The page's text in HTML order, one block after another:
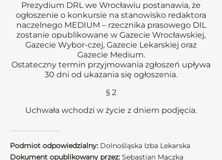
Prezydium DRL we Wrocławiu postanawia, że
ogłoszenie o konkursie na stanowisko redaktora
naczelnego MEDIUM – rzecznika prasowego DIL
zostanie opublikowane w Gazecie Wrocławskiej,
Gazecie Wybor-czej, Gazecie Lekarskiej oraz
Gazecie Medium.
Ostateczny termin przyjmowania zgłoszeń upływa
30 dni od ukazania się ogłoszenia.
§ 2
Uchwała wchodzi w życie z dniem podjęcia.
Podmiot odpowiedzialny: Dolnośląska Izba Lekarska
Dokument opublikowany przez: Sebastian Mączka